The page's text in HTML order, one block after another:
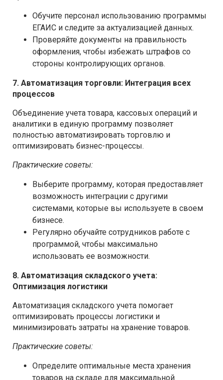
Обучите персонал использованию программы
ЕГАИС и следите за актуализацией данных.
Проверяйте документы на правильность
оформления, чтобы избежать штрафов со
стороны контролирующих органов.
7. Автоматизация торговли: Интеграция всех
процессов
Объединение учета товара, кассовых операций и
аналитики в единую программу позволяет
полностью автоматизировать торговлю и
оптимизировать бизнес-процессы.
Практические советы:
Выберите программу, которая предоставляет
возможность интеграции с другими
системами, которые вы используете в своем
бизнесе.
Регулярно обучайте сотрудников работе с
программой, чтобы максимально
использовать ее возможности.
8. Автоматизация складского учета:
Оптимизация логистики
Автоматизация складского учета помогает
оптимизировать процессы логистики и
минимизировать затраты на хранение товаров.
Практические советы:
Определите оптимальные места хранения
товаров на складе для максимальной